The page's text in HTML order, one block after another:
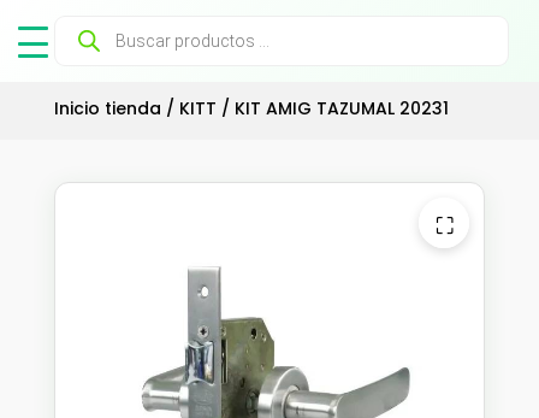
Búsqueda
productos
Inicio tienda / KITT / KIT AMIG TAZUMAL 20231
⛶